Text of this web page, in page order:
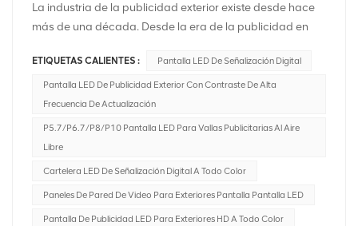
La industria de la publicidad exterior existe desde hace
más de una década. Desde la era de la publicidad en
industria ha estado evolucionando constantemente para
abordar los comportamientos en constante cambio de
los consumidores. Una de las últimas innovaciones en la
industria es el DOOH programático o pDOOH. ¿Pero qué
es exactamente? Publicidad programática digital
de la publicidad digital exterior con la compra
programática, lo que permite la entrega de contenido
dirigido, basado en datos y en tiempo real en pantallas
ETIQUETAS CALIENTES : Pantalla LED De Señalización Digital
Pantalla LED De Publicidad Exterior Con Contraste De Alta
Frecuencia De Actualización
P5.7/P6.7/P8/P10 Pantalla LED Para Vallas Publicitarias Al Aire
Libre
Cartelera LED De Señalización Digital A Todo Color
Paneles De Pared De Video Para Exteriores Pantalla Pantalla LED
Pantalla De Publicidad LED Para Exteriores HD A Todo Color